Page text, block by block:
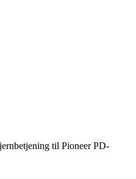
til Pioneer PD-